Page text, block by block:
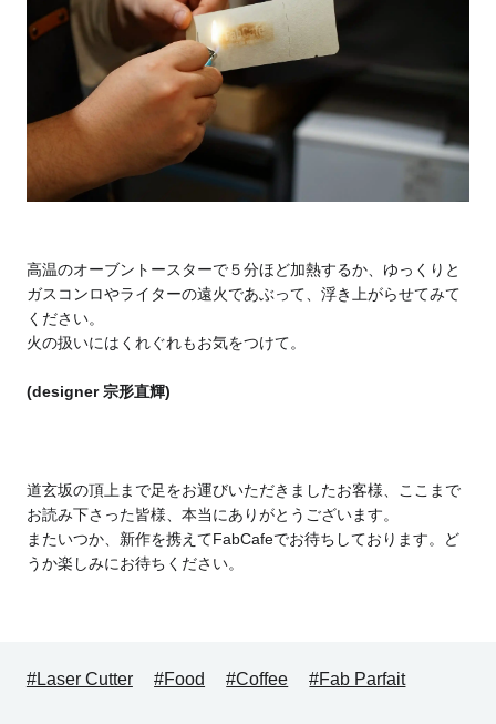
高温のオーブントースターで５分ほど加熱するか、 ゆっくりと
ガスコンロやライターの遠火であぶって、浮き上がらせてみて
ください。
火の扱いにはくれぐれもお気をつけて。
(designer 宗形直輝)
道玄坂の頂上まで足をお運びいただきましたお客様、ここまで
お読み下さった皆様、 本当にありがとうございます。
またいつか、新作を携えてFabCafeでお待ちしております。ど
うか楽しみにお待ちください。
#Laser Cutter #Food #Coffee #Fab Parfait